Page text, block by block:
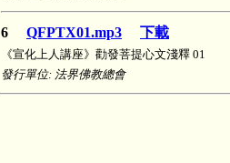
6 QFPTX01.mp3 下載
《宣化上人講座》勸發菩提心文淺釋 01
發行單位: 法界佛教總會